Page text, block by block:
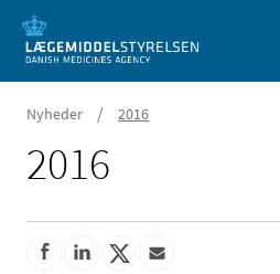
Nyheder / 2016
2016